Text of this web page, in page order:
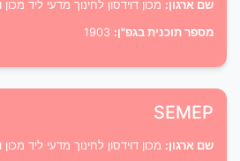
שם ארגון: מכון דוידסון לחינוך מדעי ליד
מספר תוכנית בגפ"ן:
SEMEP
שם ארגון: מכון דוידסון לחינוך מדעי ליד